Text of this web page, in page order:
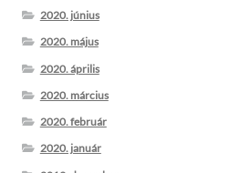
2020. június
2020. május
2020. április
2020. március
2020. február
2020. január